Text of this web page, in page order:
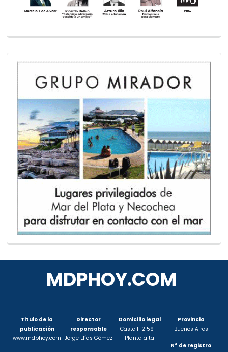
MDPHOY.COM
Titulo de la
publicación
www.mdphoy.com
Director
responsable
Jorge Elías Gómez
Domicilio legal
Castelli 2159 –
Planta alta
Provincia
Buenos Aires
N° de registro